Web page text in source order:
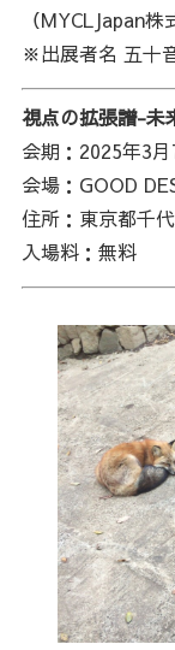
（MYCLJapan株
※出展者名 五十
視点の拡張譜-未
会期：2025年3
会場：GOOD
住所：東京都千
入場料：無料